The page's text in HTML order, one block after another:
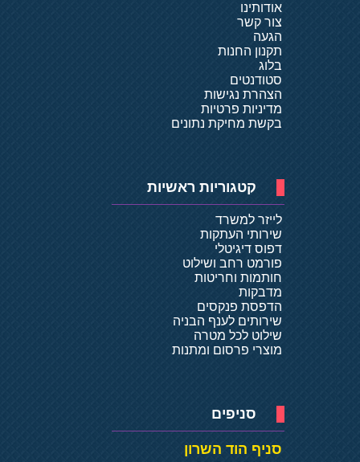
אודותינו
צור קשר
הגעה
תקנון החנות
בלוג
סטודנטים
הצהרת נגישות
מדיניות פרטיות
בקשת מחיקת נתונים
קטגוריות ראשיות
לייזר למשרד
שירותי העתקות
דפוס דיגיטלי
פורמט רחב ושילוט
חותמות וחריטות
מדבקות
הדפסת פנקסים
שירותים לענף הבניה
שילוט לכל מטרה
מוצרי פרסום ומתנות
סניפים
סניף הוד השרון